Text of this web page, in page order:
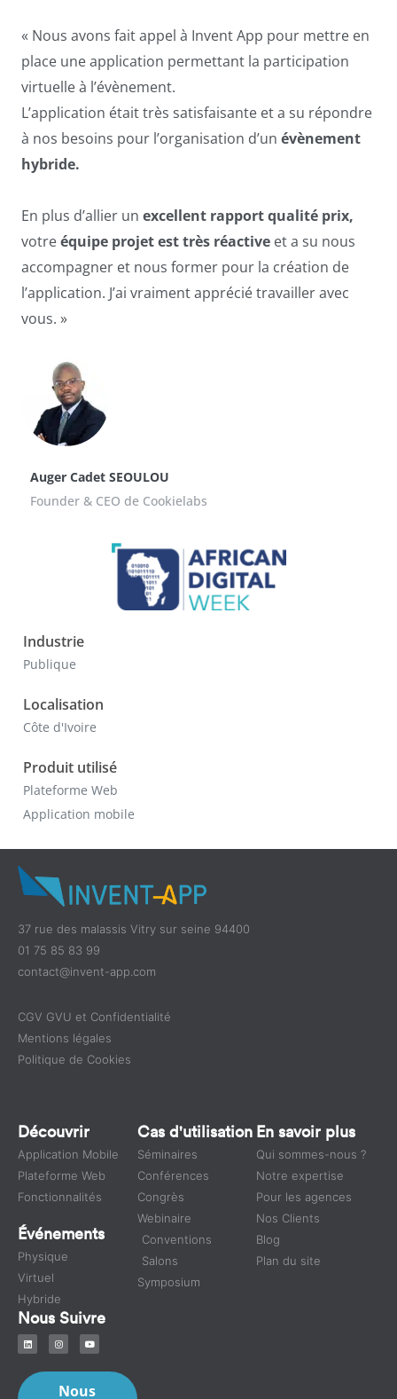
« Nous avons fait appel à Invent App pour mettre en
place une application permettant la participation
virtuelle à l’évènement.
L’application était très satisfaisante et a su répondre
à nos besoins pour l’organisation d’un évènement
hybride.
En plus d’allier un excellent rapport qualité prix,
votreéquipe projet est très réactive et a su nous
accompagner et nous former pour la création de
l’application. J’ai vraiment apprécié travailler avec
vous. »
Auger Cadet SEOULOU
Founder & CEO de Cookielabs
Industrie
Publique
Localisation
Côte d'Ivoire
Produit utilisé
Plateforme Web
Application mobile
37 rue des malassis Vitry sur seine 94400
01 75 85 83 99
contact@invent-app.com
CGV GVU et Confidentialité
Mentions légales
Politique de Cookies
Découvrir
Application Mobile
Plateforme Web
Fonctionnalités
Événements
Physique
Virtuel
Hybride
Cas d'utilisation
Séminaires
Conférences
Congrès
Webinaire
Conventions
Salons
Symposium
En savoir plus
Qui sommes-nous ?
Notre expertise
Pour les agences
Nos Clients
Blog
Plan du site
Nous Suivre
Nous